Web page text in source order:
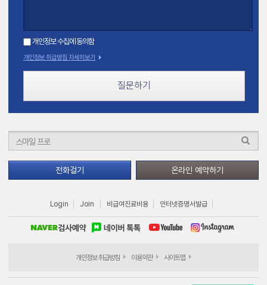
개인정보 수집에 동의함
개인정보 취급방침 자세히보기
질문하기
전화걸기 온라인 예약하기
Login Join 비급여진료비용 인터넷증명서발급
개인정보 취급방침 이용약관 사이트맵